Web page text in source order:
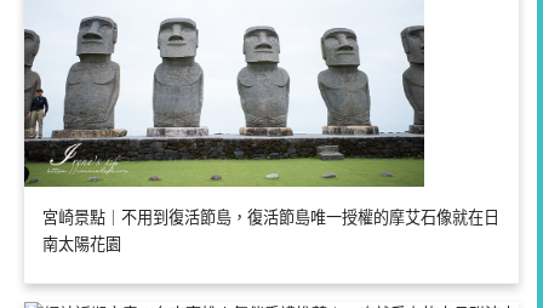
宮崎景點｜不用到復活節島，復活節島唯一授權的摩艾石像就在日
南太陽花園